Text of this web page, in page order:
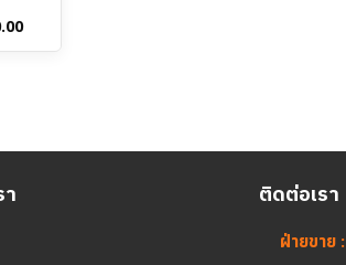
Current
is:
ติดต่อเรา
ฝ่ายขาย :